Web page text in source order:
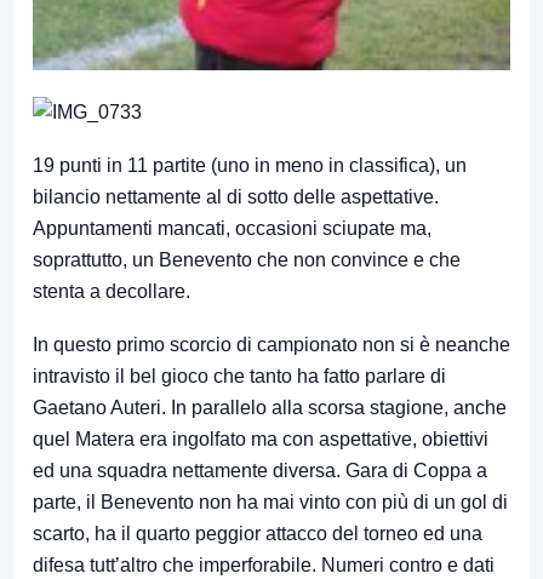
19 punti in 11 partite (uno in meno in classifica), un
bilancio nettamente al di sotto delle aspettative.
Appuntamenti mancati, occasioni sciupate ma,
soprattutto, un Benevento che non convince e che
stenta a decollare.
In questo primo scorcio di campionato non si è neanche
intravisto il bel gioco che tanto ha fatto parlare di
Gaetano Auteri. In parallelo alla scorsa stagione, anche
quel Matera era ingolfato ma con aspettative, obiettivi
ed una squadra nettamente diversa. Gara di Coppa a
parte, il Benevento non ha mai vinto con più di un gol di
scarto, ha il quarto peggior attacco del torneo ed una
difesa tutt’altro che imperforabile. Numeri contro e dati